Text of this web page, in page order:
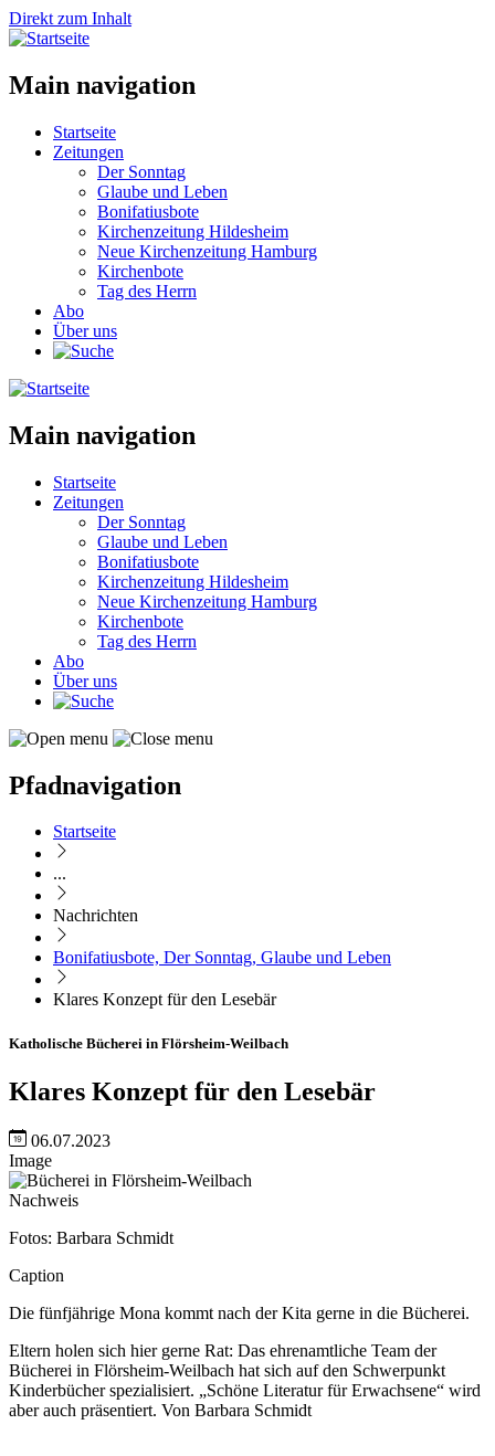
Direkt zum Inhalt
Main navigation
Startseite
Zeitungen
Der Sonntag
Glaube und Leben
Bonifatiusbote
Kirchenzeitung Hildesheim
Neue Kirchenzeitung Hamburg
Kirchenbote
Tag des Herrn
Abo
Über uns
Main navigation
Startseite
Zeitungen
Der Sonntag
Glaube und Leben
Bonifatiusbote
Kirchenzeitung Hildesheim
Neue Kirchenzeitung Hamburg
Kirchenbote
Tag des Herrn
Abo
Über uns
Pfadnavigation
Startseite
...
Nachrichten
Bonifatiusbote, Der Sonntag, Glaube und Leben
Klares Konzept für den Lesebär
Katholische Bücherei in Flörsheim-Weilbach
Klares Konzept für den Lesebär
06.07.2023
Image
Nachweis
Fotos: Barbara Schmidt
Caption
Die fünfjährige Mona kommt nach der Kita gerne in die Bücherei.
Eltern holen sich hier gerne Rat: Das ehrenamtliche Team der
Bücherei in Flörsheim-Weilbach hat sich auf den Schwerpunkt
Kinderbücher spezialisiert. „Schöne Literatur für Erwachsene“ wird
aber auch präsentiert. Von Barbara Schmidt